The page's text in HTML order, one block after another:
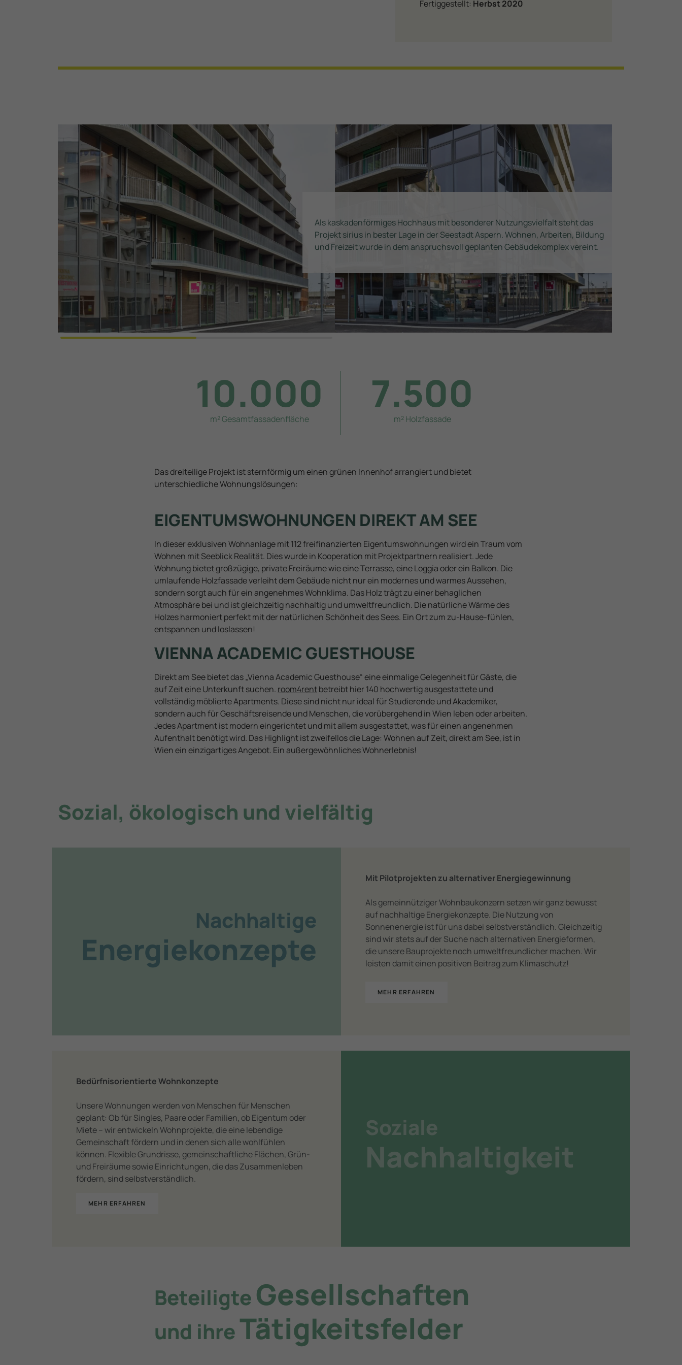
Fertiggestellt: Herbst 2020
Als kaskadenförmiges Hochhaus mit besonderer Nutzungsvielfalt steht das
Projekt sirius in bester Lage in der Seestadt Aspern. Wohnen, Arbeiten, Bildung
und Freizeit wurde in dem anspruchsvoll geplanten Gebäudekomplex vereint.
10.000
m² Gesamtfassadenfläche
7.500
m² Holzfassade
Das dreiteilige Projekt ist sternförmig um einen grünen Innenhof arrangiert und bietet
unterschiedliche Wohnungslösungen:
EIGENTUMSWOHNUNGEN DIREKT AM SEE
In dieser exklusiven Wohnanlage mit 112 freifinanzierten Eigentumswohnungen wird ein Traum vom
Wohnen mit Seeblick Realität. Dies wurde in Kooperation mit Projektpartnern realisiert. Jede
Wohnung bietet großzügige, private Freiräume wie eine Terrasse, eine Loggia oder ein Balkon. Die
umlaufende Holzfassade verleiht dem Gebäude nicht nur ein modernes und warmes Aussehen,
sondern sorgt auch für ein angenehmes Wohnklima. Das Holz trägt zu einer behaglichen
Atmosphäre bei und ist gleichzeitig nachhaltig und umweltfreundlich. Die natürliche Wärme des
Holzes harmoniert perfekt mit der natürlichen Schönheit des Sees. Ein Ort zum zu-Hause-fühlen,
entspannen und loslassen!
VIENNA ACADEMIC GUESTHOUSE
Direkt am See bietet das „Vienna Academic Guesthouse“ eine einmalige Gelegenheit für Gäste, die
auf Zeit eine Unterkunft suchen. room4rentbetreibt hier 140 hochwertig ausgestattete und
vollständig möblierte Apartments. Diese sind nicht nur ideal für Studierende und Akademiker,
sondern auch für Geschäftsreisende und Menschen, die vorübergehend in Wien leben oder arbeiten.
Jedes Apartment ist modern eingerichtet und mit allem ausgestattet, was für einen angenehmen
Aufenthalt benötigt wird. Das Highlight ist zweifellos die Lage: Wohnen auf Zeit, direkt am See, ist in
Wien ein einzigartiges Angebot. Ein außergewöhnliches Wohnerlebnis!
Sozial, ökologisch und vielfältig
Nachhaltige
Energie­konzepte
Mit Pilotprojekten zu alternativer Energiegewinnung
Als gemeinnütziger Wohnbaukonzern setzen wir ganz bewusst
auf nachhaltige Energie­konzepte. Die Nutzung von
Sonnenenergie ist für uns dabei selbstverständlich. Gleichzeitig
sind wir stets auf der Suche nach alternativen Energieformen,
die unsere Bauprojekte noch umweltfreundlicher machen. Wir
leisten damit einen positiven Beitrag zum Klimaschutz!
MEHR ERFAHREN
Soziale
Nachhaltigkeit
Bedürfnisorientierte Wohnkonzepte
Unsere Wohnungen werden von Menschen für Menschen
geplant: Ob für Singles, Paare oder Familien, ob Eigentum oder
Miete – wir entwickeln Wohnprojekte, die eine lebendige
Gemeinschaft fördern und in denen sich alle wohlfühlen
können. Flexible Grundrisse, gemeinschaftliche Flächen, Grün-
und Freiräume sowie Einrichtungen, die das Zusammenleben
fördern, sind selbstverständlich.
MEHR ERFAHREN
Beteiligte Gesellschaften
und ihreTätigkeitsfelder
beschrieben Ihre Einwilligungen zum Conversion-Tracking, zur Website-
Ireland Limited und Google LLC (USA), die diese Daten auch zum Zweck
der Profilbildung nutzen. Wenn Sie auf den Button "Einwilligungen
individuell erteilen" klicken, können Sie Einwilligungserklärungen
individuell abgeben.
Weiterführende Informationen finden Sie in unserer
Datenschutzinformation
Website ein. Google Analytics sammelt dabei Daten darüber, wie Sie
Anzeigeberichte, Akquisitionsberichte, Verhaltensberichte,